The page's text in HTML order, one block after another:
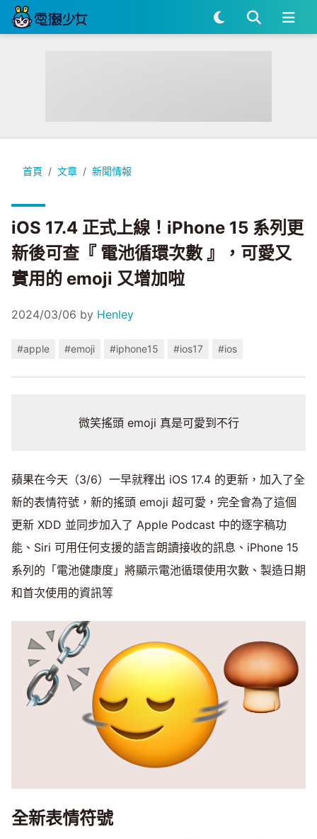
首頁 文章 新聞情報
iOS 17.4 正式上線！iPhone 15 系列更新後可查『 電池循環次
iOS 17.4 正式上線！iPhone 15 系列更
新後可查『 電池循環次數 』，可愛又
實用的 emoji 又增加啦
2024/03/06 by Henley
#apple #emoji #iphone15 #ios17 #ios
微笑搖頭 emoji 真是可愛到不行
蘋果在今天（3/6）一早就釋出 iOS 17.4 的更新，加入了全
新的表情符號，新的搖頭 emoji 超可愛，完全會為了這個
更新 XDD 並同步加入了 Apple Podcast 中的逐字稿功
能、Siri 可用任何支援的語言朗讀接收的訊息、iPhone 15
系列的「電池健康度」將顯示電池循環使用次數、製造日期
和首次使用的資訊等
全新表情符號